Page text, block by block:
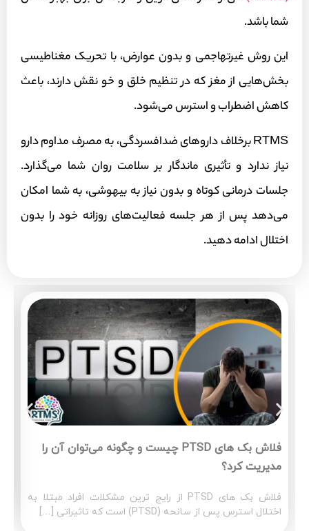
شما باشد.
این روش غیرتهاجمی و بدون عوارض، با تحریک مغناطیسی
بخش‌هایی از مغز که در تنظیم خلق و خو نقش دارند، باعث
کاهش اضطراب و استرس می‌شود.
RTMS برخلاف داروهای ضدافسردگی، به مصرف مداوم دارو
نیاز ندارد و تأثیری ماندگار بر سلامت روان شما می‌گذارد.
جلسات درمانی کوتاه و بدون نیاز به بیهوشی، به شما امکان
می‌دهد پس از هر جلسه فعالیت‌های روزانه خود را بدون
اختلال ادامه دهید.
فلاش بک های PTSD چیست و چگونه می‌توان آن‌ را
مدیریت کرد؟
فلاش بک های PTSD از رایج ترین مشکلات افراد مبتلا به
اختلال استرس پس از سانحه (PTSD) است که تاثیراتی […]